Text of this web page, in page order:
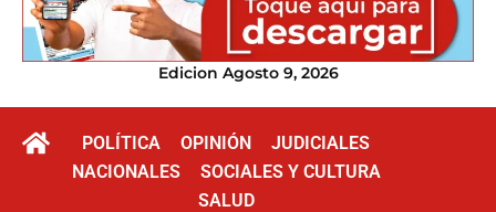
Edicion Agosto 9, 2026
POLÍTICA OPINIÓN
JUDICIALES
NACIONALES
SOCIALES Y CULTURA
SALUD